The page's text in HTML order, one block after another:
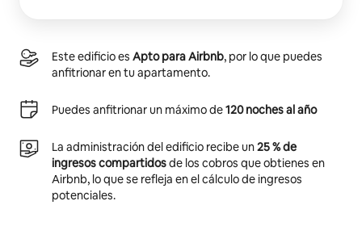
Este edificio es Apto para Airbnb, por lo que puedes
anfitrionar en tu apartamento.
Puedes anfitrionar un máximo de120 noches al año
La administración del edificio recibe un25 % de
ingresos compartidosde los cobros que obtienes en
Airbnb, lo que se refleja en el cálculo de ingresos
potenciales.